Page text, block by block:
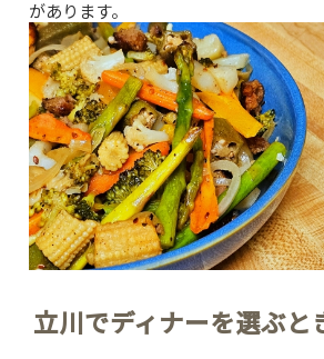
があります。
立川でディナーを選ぶと